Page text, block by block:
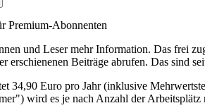
Premium-Abonnenten
und Leser mehr Information. Das frei
erschienenen Beiträge abrufen. Das sind
34,90 Euro pro Jahr (inklusive
wird es je nach Anzahl der Arbeitsplätz